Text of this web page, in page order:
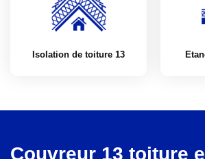
Isolation de toiture 13
Couvreur 13 toiture